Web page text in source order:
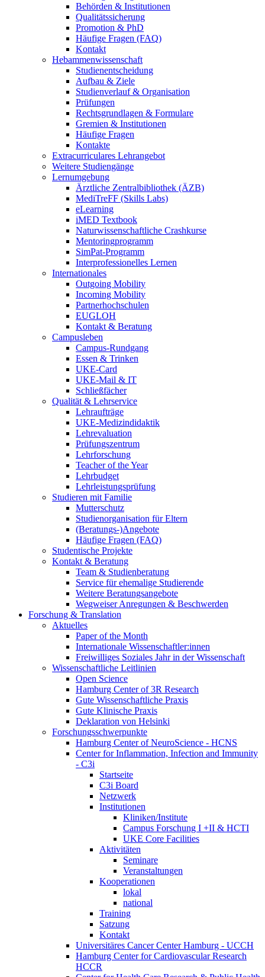
Behörden & Institutionen
Qualitätssicherung
Promotion & PhD
Häufige Fragen (FAQ)
Kontakt
Hebammenwissenschaft
Studienentscheidung
Aufbau & Ziele
Studienverlauf & Organisation
Prüfungen
Rechtsgrundlagen & Formulare
Gremien & Institutionen
Häufige Fragen
Kontakte
Extracurriculares Lehrangebot
Weitere Studiengänge
Lernumgebung
Ärztliche Zentralbibliothek (ÄZB)
MediTreFF (Skills Labs)
eLearning
iMED Textbook
Naturwissenschaftliche Crashkurse
Mentoringprogramm
SimPat-Programm
Interprofessionelles Lernen
Internationales
Outgoing Mobility
Incoming Mobility
Partnerhochschulen
EUGLOH
Kontakt & Beratung
Campusleben
Campus-Rundgang
Essen & Trinken
UKE-Card
UKE-Mail & IT
Schließfächer
Qualität & Lehrservice
Lehraufträge
UKE-Medizindidaktik
Lehrevaluation
Prüfungszentrum
Lehrforschung
Teacher of the Year
Lehrbudget
Lehrleistungsprüfung
Studieren mit Familie
Mutterschutz
Studienorganisation für Eltern
(Beratungs-)Angebote
Häufige Fragen (FAQ)
Studentische Projekte
Kontakt & Beratung
Team & Studienberatung
Service für ehemalige Studierende
Weitere Beratungsangebote
Wegweiser Anregungen & Beschwerden
Forschung & Translation
Aktuelles
Paper of the Month
Internationale Wissenschaftler:innen
Freiwilliges Soziales Jahr in der Wissenschaft
Wissenschaftliche Leitlinien
Open Science
Hamburg Center of 3R Research
Gute Wissenschaftliche Praxis
Gute Klinische Praxis
Deklaration von Helsinki
Forschungsschwerpunkte
Hamburg Center of NeuroScience - HCNS
Center for Inflammation, Infection and Immunity
- C3i
Startseite
C3i Board
Netzwerk
Institutionen
Kliniken/Institute
Campus Forschung I +II & HCTI
UKE Core Facilities
Aktivitäten
Seminare
Veranstaltungen
Kooperationen
lokal
national
Training
Satzung
Kontakt
Universitäres Cancer Center Hamburg - UCCH
Hamburg Center for Cardiovascular Research
HCCR